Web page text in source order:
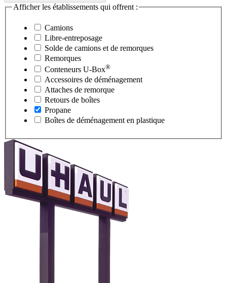
Afficher les établissements qui offrent :
Camions
Libre-entreposage
Solde de camions et de remorques
Remorques
Conteneurs U-Box®
Accessoires de déménagement
Attaches de remorque
Retours de boîtes
Propane
Boîtes de déménagement en plastique